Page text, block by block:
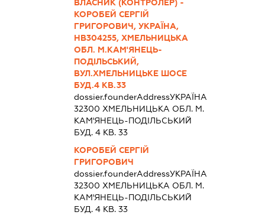
ВЛАСНИК (КОНТРОЛЕР) -
КОРОБЕЙ СЕРГІЙ
ГРИГОРОВИЧ, УКРАЇНА,
НВ304255, ХМЕЛЬНИЦЬКА
ОБЛ. М.КАМ'ЯНЕЦЬ-
ПОДІЛЬСЬКИЙ,
ВУЛ.ХМЕЛЬНИЦЬКЕ ШОСЕ
БУД.4 КВ.33
dossier.founderAddressУКРАЇНА
32300 ХМЕЛЬНИЦЬКА ОБЛ. М.
КАМ'ЯНЕЦЬ-ПОДІЛЬСЬКИЙ
БУД. 4 КВ. 33
КОРОБЕЙ СЕРГІЙ
ГРИГОРОВИЧ
dossier.founderAddressУКРАЇНА
32300 ХМЕЛЬНИЦЬКА ОБЛ. М.
КАМ'ЯНЕЦЬ-ПОДІЛЬСЬКИЙ
БУД. 4 КВ. 33